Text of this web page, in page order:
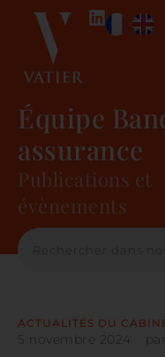
Équipe
assurance
Publications et
évènements
ACTUALITÉS DU
5 novembre 2024 par